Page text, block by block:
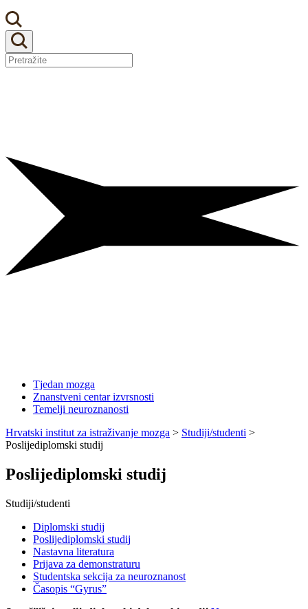
Tjedan mozga
Znanstveni centar izvrsnosti
Temelji neuroznanosti
Hrvatski institut za istraživanje mozga > Studiji/studenti >
Poslijediplomski studij
Poslijediplomski studij
Studiji/studenti
Diplomski studij
Poslijediplomski studij
Nastavna literatura
Prijava za demonstraturu
Studentska sekcija za neuroznanost
Časopis “Gyrus”